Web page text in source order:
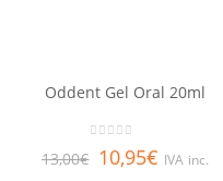
Oddent Gel Oral 20ml
13,00€ 10,95€ IVA inc.